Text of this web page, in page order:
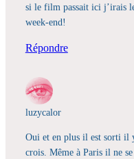
si le film passait ici j’irais
week-end!
Répondre
luzycalor
Oui et en plus il est sorti il
crois. Même à Paris il ne